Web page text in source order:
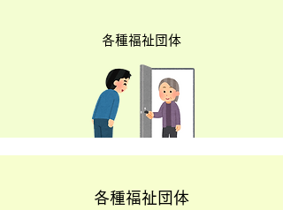
各種福祉団体
各種福祉団体